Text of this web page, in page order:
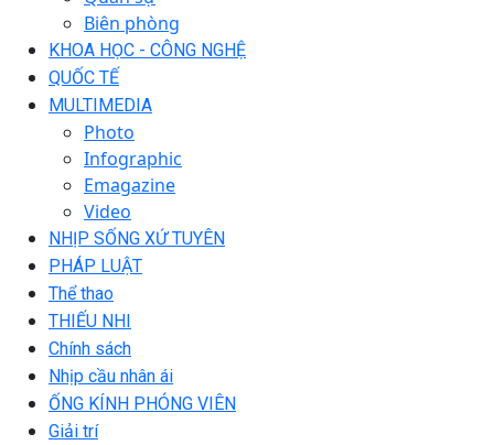
Biên phòng
KHOA HỌC - CÔNG NGHỆ
QUỐC TẾ
MULTIMEDIA
Photo
Infographic
Emagazine
Video
NHỊP SỐNG XỨ TUYÊN
PHÁP LUẬT
Thể thao
THIẾU NHI
Chính sách
Nhịp cầu nhân ái
ỐNG KÍNH PHÓNG VIÊN
Giải trí